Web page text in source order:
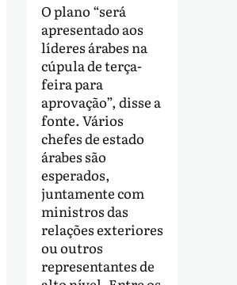
O plano “será
apresentado aos
líderes árabes na
cúpula de terça-
feira para
aprovação”, disse a
fonte. Vários
chefes de estado
árabes são
esperados,
juntamente com
ministros das
relações exteriores
ou outros
representantes de